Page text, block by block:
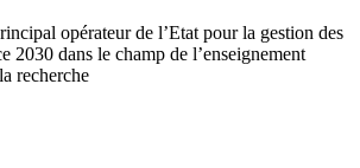
opérateur de l’Etat pour la gestion des
2030 dans le champ de l’enseignement
recherche